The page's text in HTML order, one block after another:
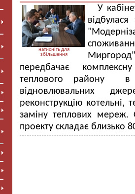
натисніть для
збільшення
У
передбачає
теплового району в
відновлювальних
реконструкцію котельні,
заміну теплових мереж.
проекту складає близько